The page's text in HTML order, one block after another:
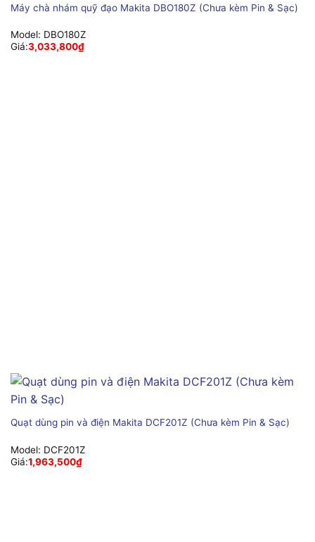
Máy chà nhám quỹ đạo Makita DBO180Z (Chưa kèm Pin & Sạc)
Model: DBO180Z
Giá:3,033,800₫
Quạt dùng pin và điện Makita DCF201Z (Chưa kèm Pin & Sạc)
Model: DCF201Z
Giá:1,963,500₫